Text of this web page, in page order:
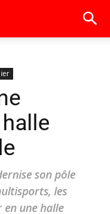
son pôle
les
une halle